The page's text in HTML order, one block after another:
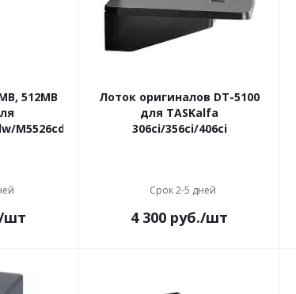
512MB
M5526cdn/M5526cdw
шт
Лоток оригиналов DT-5100
для TASKalfa
306ci/356ci/406ci
Срок 2-5 дней
4 300 руб./шт